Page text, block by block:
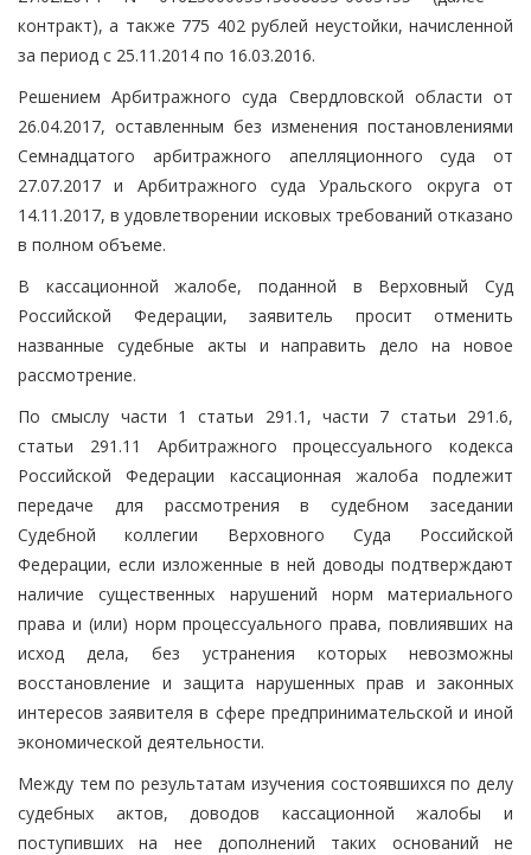
контракт), а также 775 402 рублей неустойки, начисленной
за период с 25.11.2014 по 16.03.2016.
Решением Арбитражного суда Свердловской области от
26.04.2017, оставленным без изменения постановлениями
Семнадцатого арбитражного апелляционного суда от
27.07.2017 и Арбитражного суда Уральского округа от
14.11.2017, в удовлетворении исковых требований отказано
в полном объеме.
В кассационной жалобе, поданной в Верховный Суд
Российской Федерации, заявитель просит отменить
названные судебные акты и направить дело на новое
рассмотрение.
По смыслу части 1 статьи 291.1, части 7 статьи 291.6,
статьи 291.11 Арбитражного процессуального кодекса
Российской Федерации кассационная жалоба подлежит
передаче для рассмотрения в судебном заседании
Судебной коллегии Верховного Суда Российской
Федерации, если изложенные в ней доводы подтверждают
наличие существенных нарушений норм материального
права и (или) норм процессуального права, повлиявших на
исход дела, без устранения которых невозможны
восстановление и защита нарушенных прав и законных
интересов заявителя в сфере предпринимательской и иной
экономической деятельности.
Между тем по результатам изучения состоявшихся по делу
судебных актов, доводов кассационной жалобы и
поступивших на нее дополнений таких оснований не